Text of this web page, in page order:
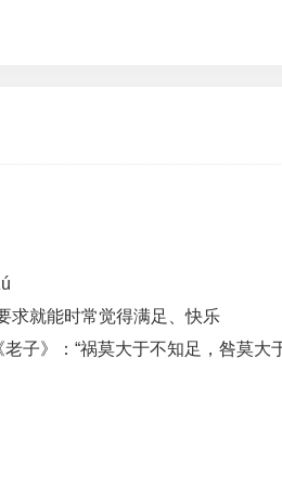
求就能时常觉得满足、快乐
老子》：“祸莫大于不知足，咎莫大